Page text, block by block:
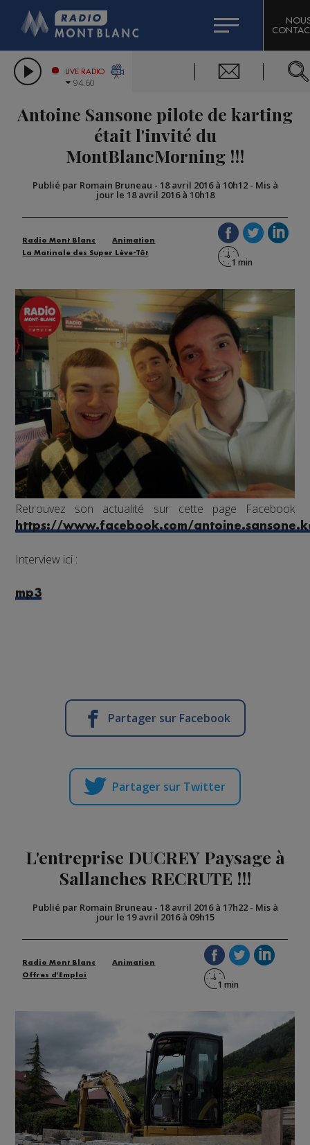
LES CHRONIQUES DE L'EXPERT
CITIZEN MACHINERY
GRAND MASSIF DOMAINES SKIABLES
BIGARD
COMPAGNIE DU MONT-BLANC
LIVE RADIO
94.60
Antoine Sansone pilote de karting
était l'invité du
‪‎MontBlancMorning‬ !!!
Publié par Romain Bruneau - 18 avril 2016 à 10h12- Mis à
jour le 18 avril 2016 à 10h18
Radio Mont Blanc
Animation
La Matinale des Super Lève-Tôt
Retrouvez son actualité sur cette page Facebook
https://www.facebook.com/
Interview ici :
mp3
Partager sur Facebook
Partager sur Twitter
L'entreprise DUCREY Paysage à
Sallanches RECRUTE !!!
Publié par Romain Bruneau - 18 avril 2016 à 17h22- Mis à
jour le 19 avril 2016 à 09h15
Radio Mont Blanc
Animation
Offres d'Emploi